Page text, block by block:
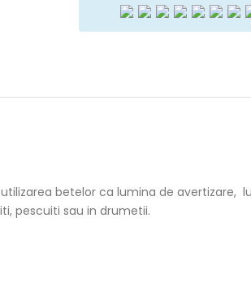
betelor ca lumina de avertizare,
pescuiti sau in drumetii.